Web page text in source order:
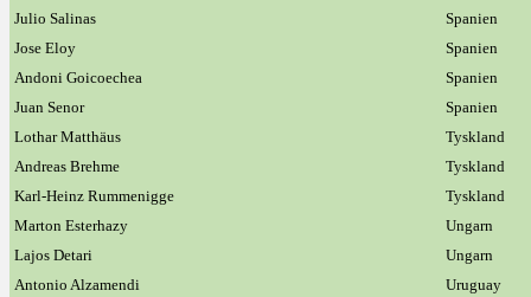
Julio Salinas
Spanien
Jose Eloy
Spanien
Andoni Goicoechea
Spanien
Juan Senor
Spanien
Lothar Matthäus
Tyskland
Andreas Brehme
Tyskland
Karl-Heinz Rummenigge
Tyskland
Marton Esterhazy
Ungarn
Lajos Detari
Ungarn
Antonio Alzamendi
Uruguay